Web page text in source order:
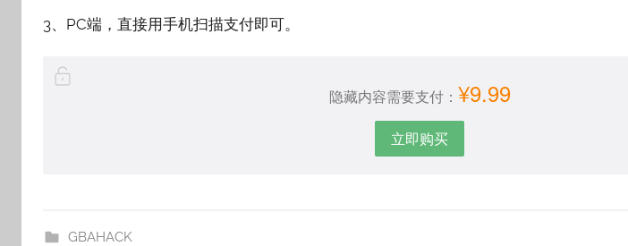
3、PC端，直接用手机扫描支付即可。
隐藏内容需要支付： ¥9.99
立即购买
GBAHACK